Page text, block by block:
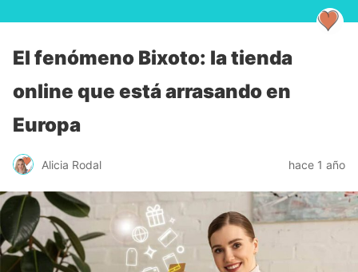
El fenómeno Bixoto: la tienda
online que está arrasando en
Europa
Alicia Rodal hace 1 año